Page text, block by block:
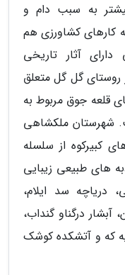
به سبب دام و
کارهای کشاورزی هم
آثار تاریخی
گل گل متعلق
قلعه جوق مربوط به
شهرستان ملکشاهی
کبیرکوه از سلسله
های طبیعی زیبایی
دریاچه سد ایلام،
آبشار درگناو گنداب،
که و آتشکده کوشک